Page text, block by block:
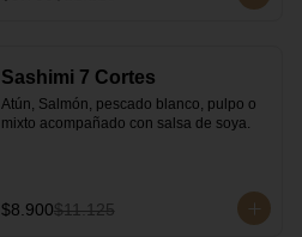
Sashimi 7 Cortes
Atún, Salmón, pescado blanco, pulpo o
mixto acompañado con salsa de soya.
$8.900$11.125